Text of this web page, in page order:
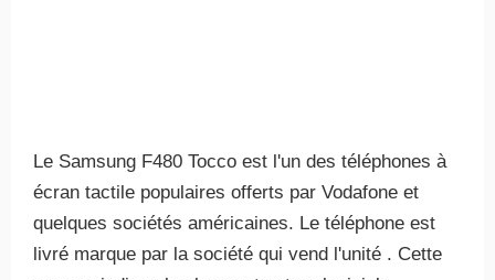
Le Samsung F480 Tocco est l'un des téléphones à
écran tactile populaires offerts par Vodafone et
quelques sociétés américaines. Le téléphone est
livré marque par la société qui vend l'unité . Cette